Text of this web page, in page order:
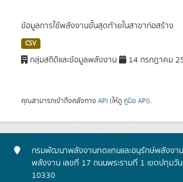
ข้อมูลการใช้พลังงานขั้นสุดท้ายในสาขาก่อสร้าง
CSV
กลุ่มสถิติและข้อมูลพลังงาน 14 กรกฎาคม
คุณสามารถเข้าถึงคลังทาง API (ให้ดู คู่มือ API).
กรมพัฒนาพลังงานทดแทนและอนุรักษ์พลังงา
พลังงาน เลขที่ 17 ถนนพระรามที่ 1 เขตปทุมวั
10330